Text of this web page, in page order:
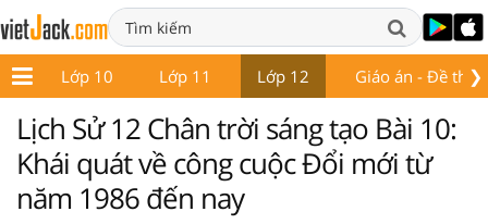
❯
9 Lớp 10 Lớp 11 Lớp 12 Giáo án - Đề thi
Lịch Sử 12 Chân trời sáng tạo Bài 10:
Khái quát về công cuộc Đổi mới từ
năm 1986 đến nay